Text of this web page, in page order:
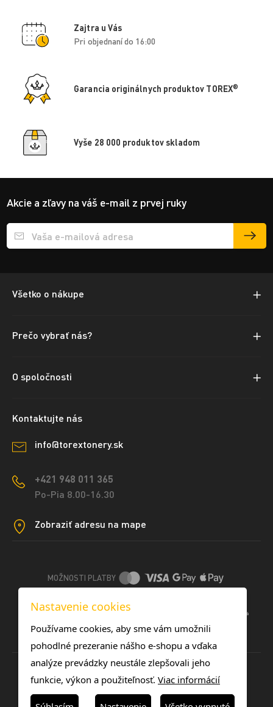
Zajtra u Vás
Pri objednaní do 16:00
Garancia originálnych produktov TOREX®
Vyše 28 000 produktov skladom
Akcie a zľavy na váš e-mail z prvej ruky
Přihlášení e-mailu k odběru
Všetko o nákupe
Prečo vybrať nás?
O spoločnosti
Kontaktujte nás
info@torextonery.sk
+421 948 011 365
Po-Pia 8.00-16.30
Zobraziť adresu na mape
MOŽNOSTI PLATBY
Nastavenie cookies
Používame cookies, aby sme vám umožnili
pohodlné prezeranie nášho e-shopu a vďaka
analýze prevádzky neustále zlepšovali jeho
funkcie, výkon a použiteľnosť. Viac informácií